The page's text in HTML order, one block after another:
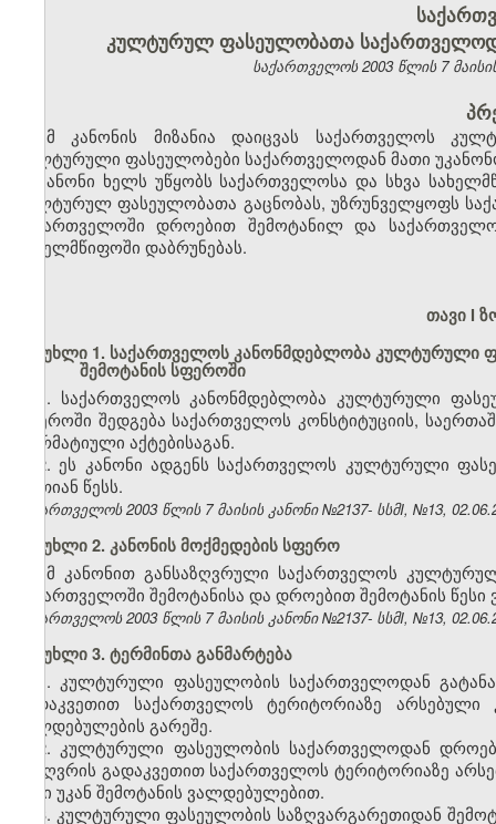
კულტურულ ფასეულობათა
საქართველოს 2003 წლის 7
ამ კანონის მიზანია დაიცვას საქართველოს
კულტურული ფასეულობები საქართველოდან მათი
კანონი ხელს უწყობს საქართველოსა და სხვა
კულტურულ ფასეულობათა გაცნობას, უზრუნველყოფს
საქართველოში დროებით შემოტანილ და
სახელმწიფოში დაბრუნებას.
თავი I
მუხლი 1. საქართველოს კანონმდებლობა კულტურული
შემოტანის სფეროში
1. საქართველოს კანონმდებლობა კულტურული
სფეროში შედგება საქართველოს კონსტიტუციის,
ნორმატიული აქტებისაგან.
2. ეს კანონი ადგენს საქართველოს კულტურული
ერთიან წესს.
საქართველოს 2003 წლის 7 მაისის კანონი №2137- სსმI, №13,
მუხლი 2. კანონის მოქმედების სფერო
ამ კანონით განსაზღვრული საქართველოს
საქართველოში შემოტანისა და დროებით შემოტანის
საქართველოს 2003 წლის 7 მაისის კანონი №2137- სსმI, №13,
მუხლი 3. ტერმინთა განმარტება
1. კულტურული ფასეულობის საქართველოდან
გადაკვეთით საქართველოს ტერიტორიაზე
ვალდებულების გარეშე.
2. კულტურული ფასეულობის საქართველოდან
საზღვრის გადაკვეთით საქართველოს ტერიტორიაზე
მისი უკან შემოტანის ვალდებულებით.
3. კულტურული ფასეულობის საზღვარგარეთიდან